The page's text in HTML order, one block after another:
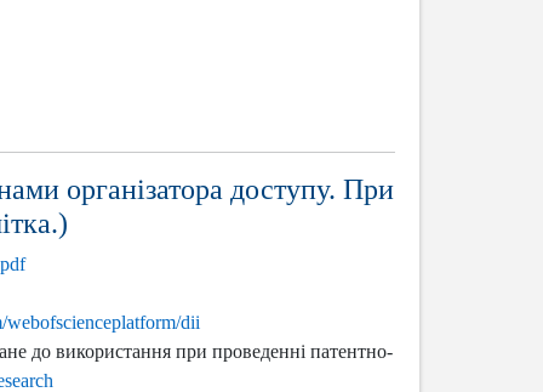
організатора доступу. При
webofscienceplatform/dii
до використання при проведенні патентно-